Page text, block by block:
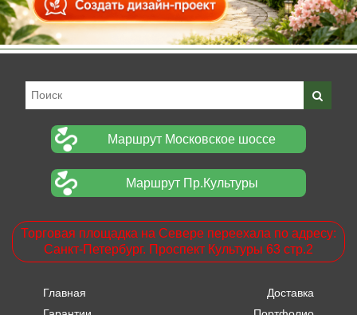
Маршрут Московское шоссе
Маршрут Пр.Культуры
Торговая площадка на Севере переехала по адресу:
Санкт-Петербург. Проспект Культуры 63 стр.2
Главная
Доставка